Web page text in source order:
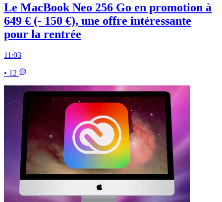
Le MacBook Neo 256 Go en promotion à
649 € (- 150 €), une offre intéressante
pour la rentrée
11:03
• 12